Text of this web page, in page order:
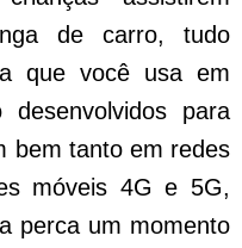
de carro, tudo
que você usa em
para
bem tanto em redes
móveis 4G e 5G,
perca um momento